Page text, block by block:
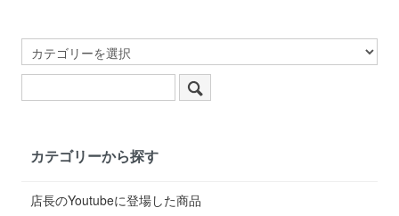
カテゴリーから探す
店長のYoutubeに登場した商品